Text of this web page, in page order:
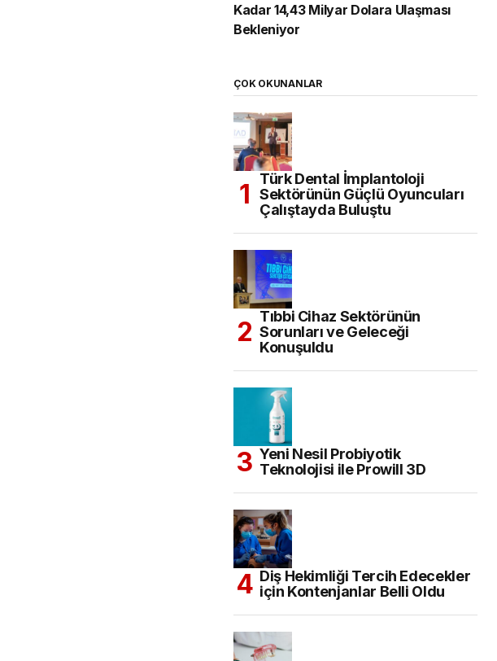
Kadar 14,43 Milyar Dolara Ulaşması
Bekleniyor
ÇOK OKUNANLAR
Türk Dental İmplantoloji
Sektörünün Güçlü Oyuncuları
Çalıştayda Buluştu
Tıbbi Cihaz Sektörünün
Sorunları ve Geleceği
Konuşuldu
Yeni Nesil Probiyotik
Teknolojisi ile Prowill 3D
Diş Hekimliği Tercih Edecekler
için Kontenjanlar Belli Oldu